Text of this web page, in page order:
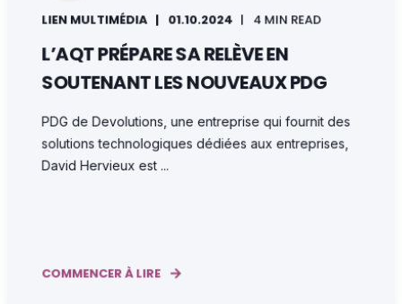
LIEN MULTIMÉDIA 01.10.2024 4 MIN READ
L’AQT PRÉPARE SA RELÈVE EN
SOUTENANT LES NOUVEAUX PDG
PDG de Devolutions, une entreprise qui fournit des
solutions technologiques dédiées aux entreprises,
David Hervieux est ...
COMMENCER À LIRE